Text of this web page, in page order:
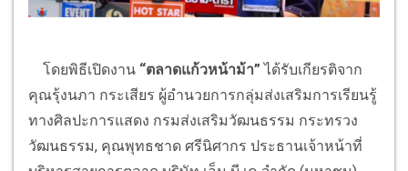
โดยพิธีเปิดงาน “ตลาดแก้วหน้าม้า”ได้รับเกียรติจาก
คุณรุ้งนภา กระเสียร ผู้อำนวยการกลุ่มส่งเสริมการเรียนรู้
ทางศิลปะการแสดง กรมส่งเสริมวัฒนธรรม กระทรวง
วัฒนธรรม, คุณพุทธชาด ศรีนิศากร ประธานเจ้าหน้าที่